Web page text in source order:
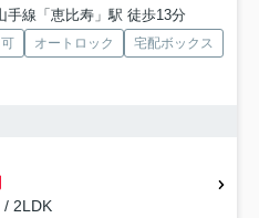
手線「恵比寿」駅 徒歩13分
オートロック
宅配ボックス
/ 2LDK